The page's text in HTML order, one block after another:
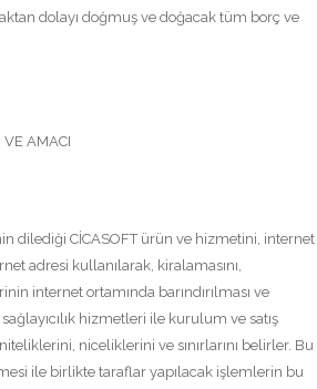
dolayı doğmuş ve doğacak tüm borç ve
AMACI
dilediği CİCASOFT ürün ve hizmetini, internet
adresi kullanılarak, kiralamasını,
internet ortamında barındırılması ve
hizmetleri ile kurulum ve satış
niceliklerini ve sınırlarını belirler. Bu
ile birlikte taraflar yapılacak işlemlerin bu